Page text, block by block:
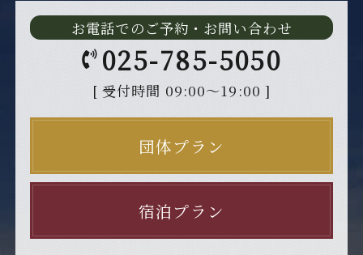
お電話でのご予約・お問い合わせ
025-785-5050
[ 受付時間 09:00～19:00 ]
団体プラン
宿泊プラン